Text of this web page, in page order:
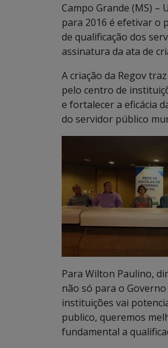
Campo Grande (MS) –
para 2016 é efetivar o
de qualificação dos
assinatura da ata de
A criação da Regov
pelo centro de
e fortalecer a eficácia
do servidor público
Para Wilton Paulino,
não só para o
instituições vai
publico, queremos
fundamental a